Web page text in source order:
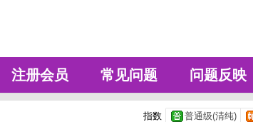
注册会员 常见问题 问题反映
指数 普通级(清纯)